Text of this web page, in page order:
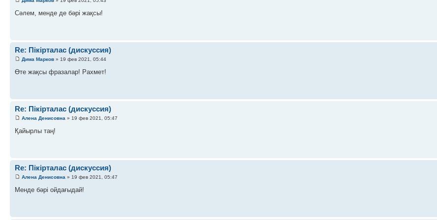
Сәлем, менде де бәрі жақсы!
Re: Пікірталас (дискуссия)
Дима Марков » 19 фев 2021, 05:44
Өте жақсы фразалар! Рахмет!
Re: Пікірталас (дискуссия)
Алена Денисовна » 19 фев 2021, 05:47
Қайырлы таң!
Re: Пікірталас (дискуссия)
Алена Денисовна » 19 фев 2021, 05:47
Менде бәрі ойдағыдай!